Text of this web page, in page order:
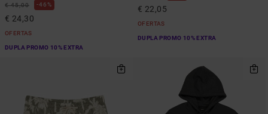
€ 45,00 46%
€ 24,30
OFERTAS
DUPLA PROMO 10% EXTRA
€ 22,05
OFERTAS
DUPLA PROMO 10% EXTRA